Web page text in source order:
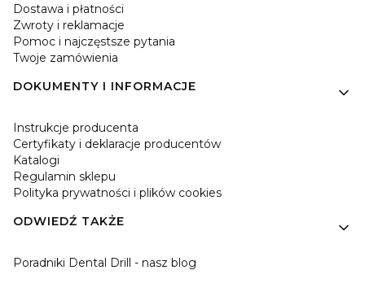
Dostawa i płatności
Zwroty i reklamacje
Pomoc i najczęstsze pytania
Twoje zamówienia
DOKUMENTY I INFORMACJE
Instrukcje producenta
Certyfikaty i deklaracje producentów
Katalogi
Regulamin sklepu
Polityka prywatności i plików cookies
ODWIEDŹ TAKŻE
Poradniki Dental Drill - nasz blog